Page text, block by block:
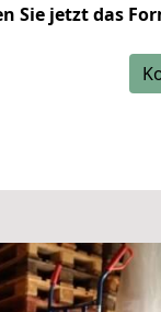
Sie jetzt das